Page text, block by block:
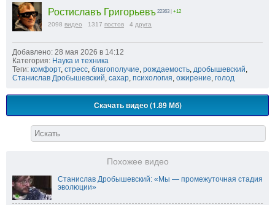
Ростиславъ Григорьевъ 22363 | +12
2098 видео 1317 постов 4 друга
Добавлено: 28 мая 2026 в 14:12
Категория: Наука и техника
Теги: комфорт, стресс благополучие рождаемость дробышевский
Станислав Дробышевский сахар психология ожирение голод
Скачать видео (1.89 Мб)
Похожее видео
Станислав Дробышевский: «Мы — промежуточная стадия
эволюции»